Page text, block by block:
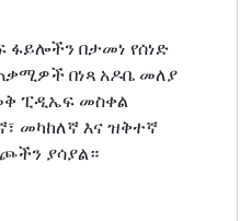
ፋይሎችን በታመነ የሰነድ
በነጻ አዶቤ መለያ
ፒዲኤፍ መስቀል
መካከለኛ እና ዝቅተኛ
ያሳያል።